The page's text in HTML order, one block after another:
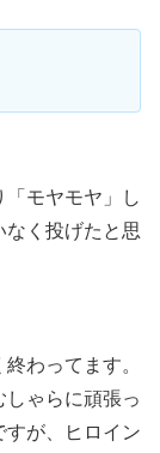
モヤモヤ」し
なく投げたと思
わってます。
ゃらに頑張っ
すが、ヒロイン